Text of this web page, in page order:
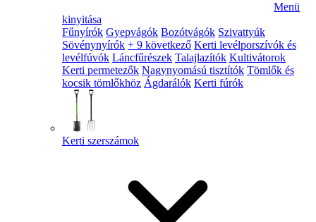
Menü
kinyitása
Fűnyírók Gyepvágók Bozótvágók Szivattyúk
Sövénynyírók + 9 következő Kerti levélporszívók és
levélfúvók Láncfűrészek Talajlazítók Kultivátorok
Kerti permetezők Nagynyomású tisztítók Tömlők és
kocsik tömlőkhöz Ágdarálók Kerti fúrók
Kerti szerszámok